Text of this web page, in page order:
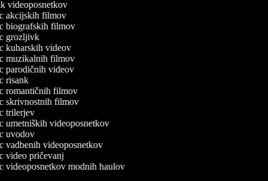
videoposnetkov
akcijskih filmov
biografskih filmov
grozljivk
kuharskih videov
muzikalnih filmov
parodičnih videov
risank
romantičnih filmov
skrivnostnih filmov
trilerjev
umetniških videoposnetkov
uvodov
vadbenih videoposnetkov
video pričevanj
videoposnetkov modnih haulov